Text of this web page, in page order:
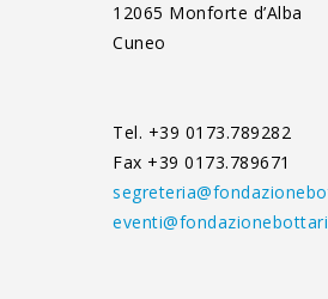
12065 Monforte d’Alba
Cuneo
Tel. +39 0173.789282
Fax +39 0173.789671